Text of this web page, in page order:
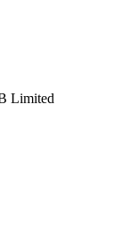
Limited